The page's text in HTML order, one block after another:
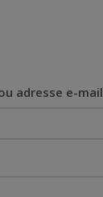
adresse e-mail